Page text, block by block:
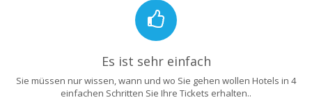
Es ist sehr einfach
Sie müssen nur wissen, wann und wo Sie gehen wollen Hotels in 4
einfachen Schritten Sie Ihre Tickets erhalten..